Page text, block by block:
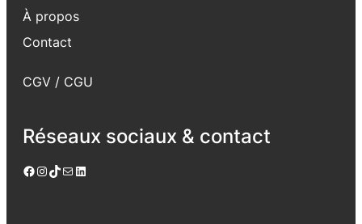
À propos
Contact
CGV / CGU
Réseaux sociaux & contact
Facebook Instagram TikTok E-mail LinkedIn